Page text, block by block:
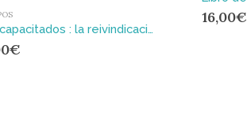
(Dis)capacitados : la reivindicación de la igualdad en la diferencia
€
16,00€